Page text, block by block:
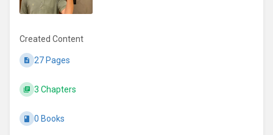
Created Content
27 Pages
3 Chapters
0 Books